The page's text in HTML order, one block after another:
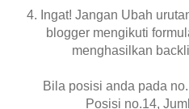
4. Ingat! Jangan Ubah
blogger mengikuti
menghasilkan
Bila posisi anda pada
Posisi no.14,